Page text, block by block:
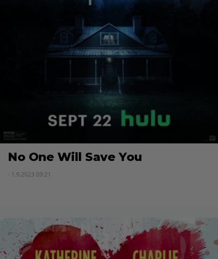
No One Will Save You
- 1.9.2023 09:21